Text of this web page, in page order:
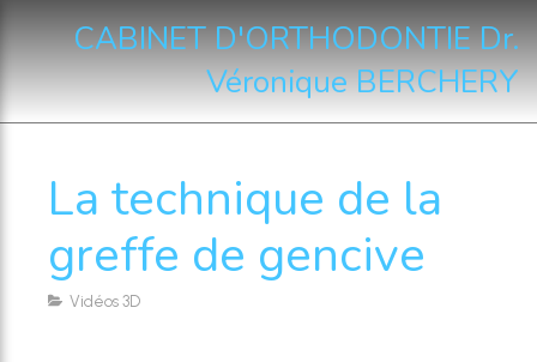
CABINET D'ORTHODONTIE Dr.
Véronique BERCHERY
La technique de la
greffe de gencive
Vidéos 3D